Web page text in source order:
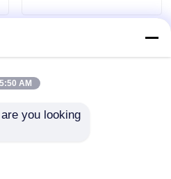
5:50 AM
you looking